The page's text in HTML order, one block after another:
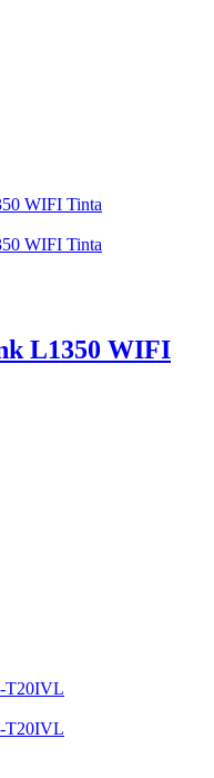
L1350 WIFI